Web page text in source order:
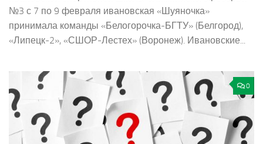
№3 с 7 по 9 февраля ивановская «Шуяночка»
принимала команды «Белогорочка-БГТУ» (Белгород),
«Липецк-2», «СШОР-Лестех» (Воронеж). Ивановские...
0